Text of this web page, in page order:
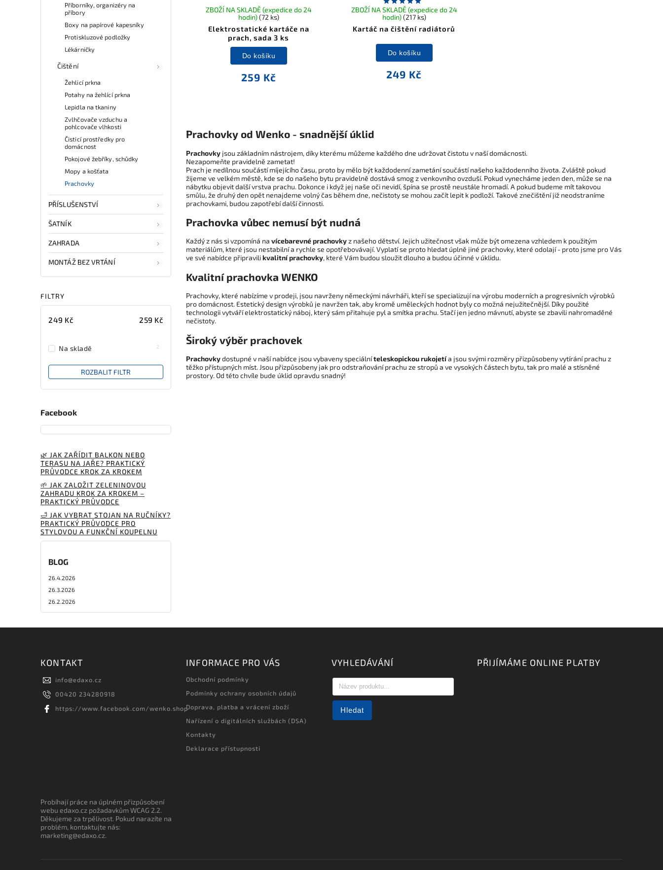
Příborníky, organizéry na
příbory
Boxy na papírové kapesníky
Protiskluzové podložky
Lékárničky
Čištění
Žehlicí prkna
Potahy na žehlící prkna
Lepidla na tkaniny
Zvlhčovače vzduchu a
pohlcovače vlhkosti
Čisticí prostředky pro
domácnost
Pokojové žebříky, schůdky
Mopy a košťata
Prachovky
PŘÍSLUŠENSTVÍ
ŠATNÍK
ZAHRADA
MONTÁŽ BEZ VRTÁNÍ
FILTRY
249 Kč 259 Kč
Na skladě 2
ROZBALIT FILTR
Facebook
🌿 JAK ZAŘÍDIT BALKON NEBO
TERASU NA JAŘE? PRAKTICKÝ
PRŮVODCE KROK ZA KROKEM
🌱 JAK ZALOŽIT ZELENINOVOU
ZAHRADU KROK ZA KROKEM –
PRAKTICKÝ PRŮVODCE
🛁 JAK VYBRAT STOJAN NA RUČNÍKY?
PRAKTICKÝ PRŮVODCE PRO
STYLOVOU A FUNKČNÍ KOUPELNU
BLOG
26.4.2026
26.3.2026
26.2.2026
Elektrostatické kartáče na
prach, sada 3 ks
ZBOŽÍ NA SKLADĚ (expedice do 24
hodin)(72 ks)
259 Kč
Do košíku
Kartáč na čištění radiátorů
ZBOŽÍ NA SKLADĚ (expedice do 24
hodin)(217 ks)
249 Kč
Do košíku
Prachovky od Wenko - snadnější úklid
Prachovky jsou základním nástrojem, díky kterému můžeme každého dne udržovat čistotu v naší domácnosti.
Nezapomeňte pravidelně zametat!
Prach je nedílnou součástí míjejícího času, proto by mělo být každodenní zametání součástí našeho každodenního života. Zvláště pokud
žijeme ve velkém městě, kde se do našeho bytu pravidelně dostává smog z venkovního ovzduší. Pokud vynecháme jeden den, může se na
nábytku objevit další vrstva prachu. Dokonce i když jej naše oči nevidí, špína se prostě neustále hromadí. A pokud budeme mít takovou
smůlu, že druhý den opět nenajdeme volný čas během dne, nečistoty se mohou začít lepit k podloží. Takové znečištění již neodstraníme
prachovkami, budou zapotřebí další činnosti.
Prachovka vůbec nemusí být nudná
Každý z nás si vzpomíná na vícebarevné prachovkyz našeho dětství. Jejich užitečnost však může být omezena vzhledem k použitým
materiálům, které jsou nestabilní a rychle se opotřebovávají. Vyplatí se proto hledat úplně jiné prachovky, které odolají - proto jsme pro Vás
ve své nabídce připravilikvalitní prachovky, které Vám budou sloužit dlouho a budou účinné v úklidu.
Kvalitní prachovka WENKO
Prachovky, které nabízíme v prodeji, jsou navrženy německými návrháři, kteří se specializují na výrobu moderních a progresivních výrobků
pro domácnost. Estetický design výrobků je navržen tak, aby kromě uměleckých hodnot byly co možná nejužitečnější. Díky použité
technologii vytváří elektrostatický náboj, který sám přitahuje pyl a smítka prachu. Stačí jen jedno mávnutí, abyste se zbavili nahromaděné
nečistoty.
Široký výběr prachovek
Prachovkydostupné v naší nabídce jsou vybaveny speciálníteleskopickou rukojetía jsou svými rozměry přizpůsobeny vytírání prachu z
těžko přístupných míst. Jsou přizpůsobeny jak pro odstraňování prachu ze stropů a ve vysokých částech bytu, tak pro malé a stísněné
prostory. Od této chvíle bude úklid opravdu snadný!
KONTAKT
info@edaxo.cz
00420 234280918
https://www.facebook.com/wenko.shop
INFORMACE PRO VÁS
Obchodní podmínky
Podmínky ochrany osobních údajů
Doprava, platba a vrácení zboží
Nařízení o digitálních službách (DSA)
Kontakty
Deklarace přístupnosti
VYHLEDÁVÁNÍ
Hledat
PŘIJÍMÁME ONLINE PLATBY
Probíhají práce na úplném přizpůsobení
webu edaxo.cz požadavkům WCAG 2.2.
Děkujeme za trpělivost. Pokud narazíte na
problém, kontaktujte nás:
marketing@edaxo.cz.